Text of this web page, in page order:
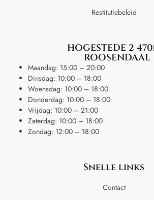
Restitutiebeleid
HOGESTEDE 2
ROOSENDAAL
Maandag: 15:00 – 20:00
Dinsdag: 10:00 – 18:00
Woensdag: 10:00 – 18:00
Donderdag: 10:00 – 18:00
Vrijdag: 10:00 – 21:00
Zaterdag: 10:00 – 18:00
Zondag: 12:00 – 18:00
Snelle links
Contact